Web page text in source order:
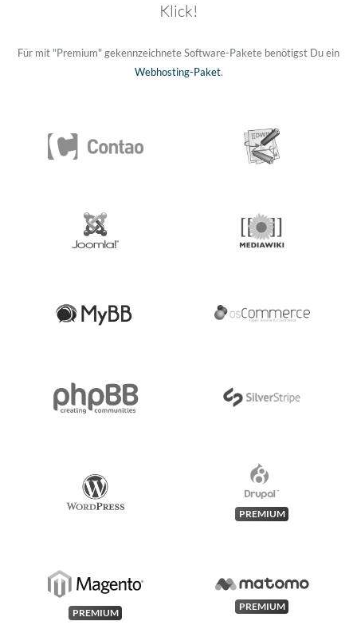
Klick!
Für mit "Premium" gekennzeichnete Software-Pakete benötigst Du ein
Webhosting-Paket.
PREMIUM
PREMIUM
PREMIUM